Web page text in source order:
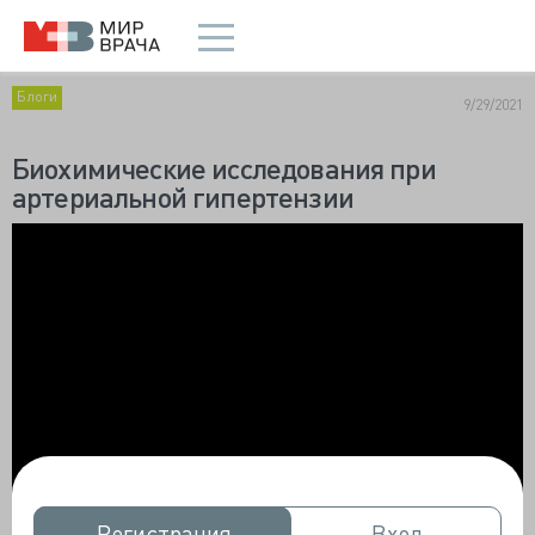
Блоги 9/29/2021
Биохимические исследования при
артериальной гипертензии